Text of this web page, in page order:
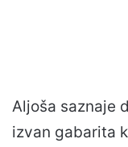
Aljoša saznaje
izvan gabarita